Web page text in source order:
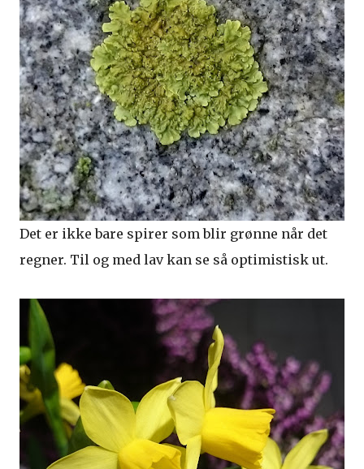
Det er ikke bare spirer som blir grønne når det
regner. Til og med lav kan se så optimistisk ut.